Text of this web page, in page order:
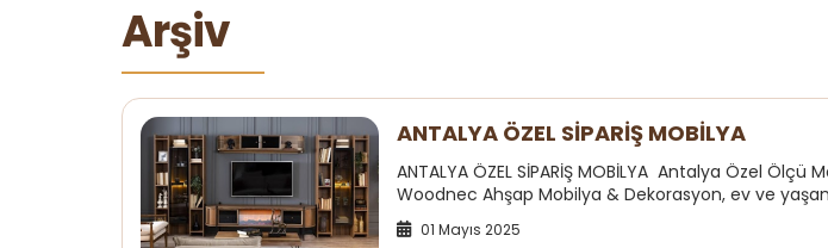
Arşiv
ANTALYA ÖZEL SİPARİŞ MOBİLYA
ANTALYA ÖZEL SİPARİŞ MOBİLYA Antalya Özel
Woodnec Ahşap Mobilya & Dekorasyon, ev ve
01 Mayıs 2025